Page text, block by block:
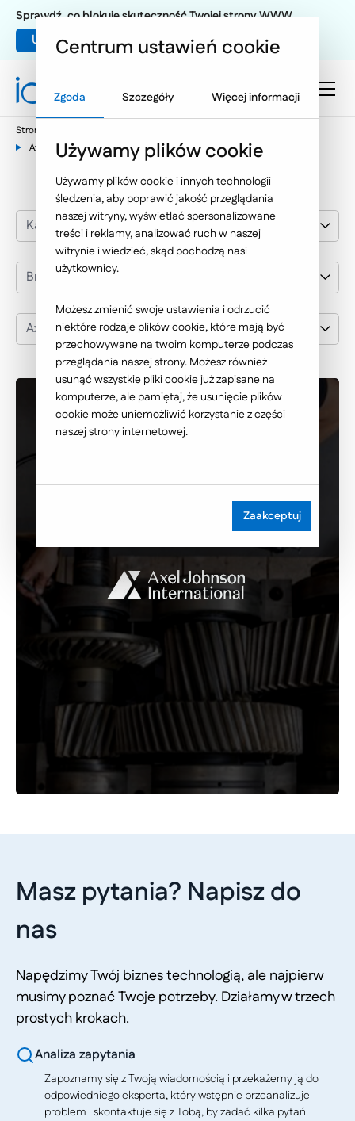
Umów warsztat UX
Sprawdź, co blokuje skuteczność Twojej strony WWW
Strona główna
Axel Johnson International
Kategoria realizacji
Branża
Axel Johnson International
Masz pytania? Napisz do
nas
Napędzimy Twój biznes technologią, ale najpierw
musimy poznać Twoje potrzeby. Działamy w trzech
prostych krokach.
Analiza zapytania
Zapoznamy się z Twoją wiadomością i przekażemy ją do
odpowiedniego eksperta, który wstępnie przeanalizuje
problem i skontaktuje się z Tobą, by zadać kilka pytań.
Centrum ustawień cookie
Zgoda Szczegóły Więcej informacji
Używamy plików cookie
Używamy plików cookie i innych technologii
śledzenia, aby poprawić jakość przeglądania
naszej witryny, wyświetlać spersonalizowane
treści i reklamy, analizować ruch w naszej
witrynie i wiedzieć, skąd pochodzą nasi
użytkownicy.
Możesz zmienić swoje ustawienia i odrzucić
niektóre rodzaje plików cookie, które mają być
przechowywane na twoim komputerze podczas
przeglądania naszej strony. Możesz również
usunąć wszystkie pliki cookie już zapisane na
komputerze, ale pamiętaj, że usunięcie plików
cookie może uniemożliwić korzystanie z części
naszej strony internetowej.
Zaakceptuj